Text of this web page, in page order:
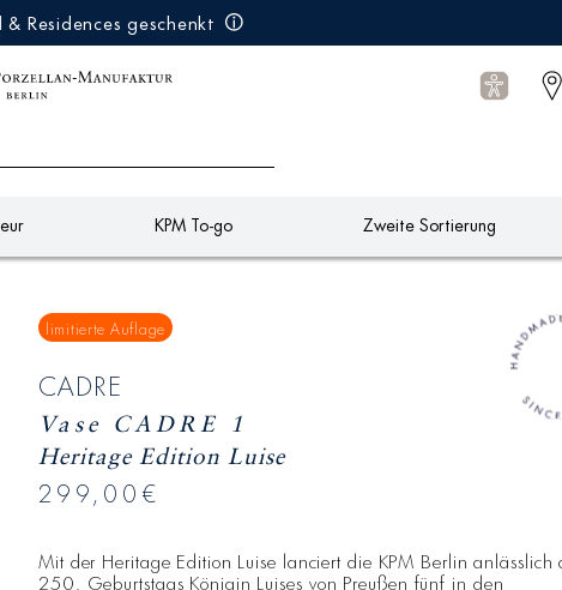
Residences geschenkt
KPM To-go Zweite Sortierung
limitierte Auflage
CADRE
Vase CADRE 1
Heritage Edition Luise
299,00€
Mit der Heritage Edition Luise lanciert die KPM Berlin anlässlich
250. Geburtstags Königin Luises von Preußen fünf in den